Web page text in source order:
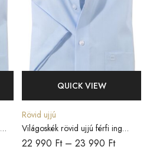
QUICK VIEW
Rövid ujjú
Világoskék rövid ujjú férfi ing
COMFORT FIT
22 990 Ft– 23 990 Ft